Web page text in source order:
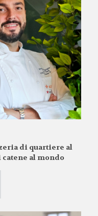
di quartiere al
al mondo